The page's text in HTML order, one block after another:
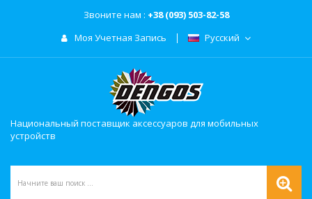
Звоните нам : +38 (093) 503-82-58
Моя Учетная Запись
Русский
Национальный поставщик аксессуаров для мобильных
устройств